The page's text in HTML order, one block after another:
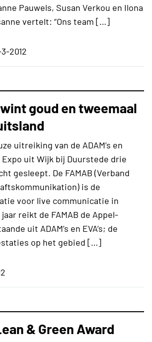
Pauwels, Susan Verkou en Ilona
vertelt: “Ons team […]
2012
goud en tweemaal
uitreiking van de ADAM’s en
Expo uit Wijk bij Duurstede drie
gesleept. De FAMAB (Verband
is de
voor live communicatie in
reikt de FAMAB de Appel-
uit ADAM’s en EVA’s; de
op het gebied […]
& Green Award